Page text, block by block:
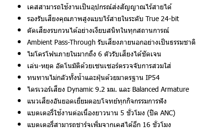
เคสสามารถใช้งานเป็นอุปกรณ์ส่งสัญญาณไร้สายได้
รองรับเสียงคุณภาพสูงแบบไร้สายในระดับ True 24-bit
ตัดเสียงรบกวนได้อย่างเงียบสนิทในทุกสถานการณ์
Ambient Pass-Through รับเสียงภายนอกอย่างเป็นธรรมชาติ
ไมโครโฟนภายในมากถึง 6 ตัวรับเสียงได้ชัดเจน
เล่น-หยุด อัตโนมัติด้วยเซนเซอร์ตรวจจับการสวมใส่
ทนทานไม่กลัวทั้งน้ำและฝุ่นด้วยมาตรฐาน IP54
ไดรเวอร์เสียง Dynamic 9.2 มม. และ Balanced Armature
แนวเสียงอันยอดเยี่ยมตอบโจทย์ทุกกิจกรรมการฟัง
แบตเตอรี่ใช้งานต่อเนื่องยาวนาน 5 ชั่วโมง (ปิด ANC)
แบตเตอรี่สามารถชาร์จเพิ่มจากเคสได้อีก 16 ชั่วโมง